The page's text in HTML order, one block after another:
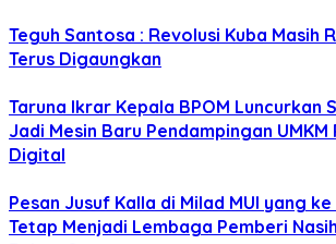
Teguh Santosa : Revolusi Kuba Masih
Terus Digaungkan
Taruna Ikrar Kepala BPOM Luncurkan
Jadi Mesin Baru Pendampingan
Digital
Pesan Jusuf Kalla di Milad MUI yang ke
Tetap Menjadi Lembaga Pemberi